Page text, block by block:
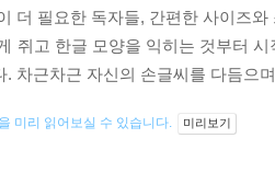
더 필요한 독자들, 간편한 사이즈
쥐고 한글 모양을 익히는 것부터
. 차근차근 자신의 손글씨를 다듬으
미리 읽어보실 수 있습니다. 미리보기